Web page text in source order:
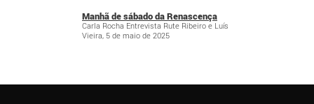
Manhã de sábado da Renascença
Carla Rocha Entrevista Rute Ribeiro e Luís
Vieira, 5 de maio de 2025